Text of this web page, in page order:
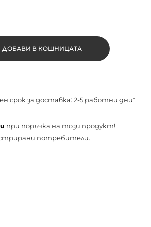
ДОБАВИ В КОШНИЦАТА
срок за доставка: 2-5 работни дни*
при поръчка на този продукт!
потребители.